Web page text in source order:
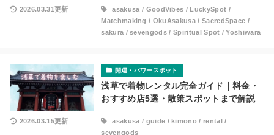
2026.03.31更新 asakusa / GoodVibes /LuckySpot /
Matchmaking / OkuAsakusa/ SacredSpace /
sakura /sevengods /Spiritual Spot /Yoshiwara
開運・パワースポット
浅草で着物レンタル完全ガイド｜料金・
おすすめ店5選・散策スポットまで解説
2026.03.15更新 asakusa / guide /kimono /rental/
sevengods